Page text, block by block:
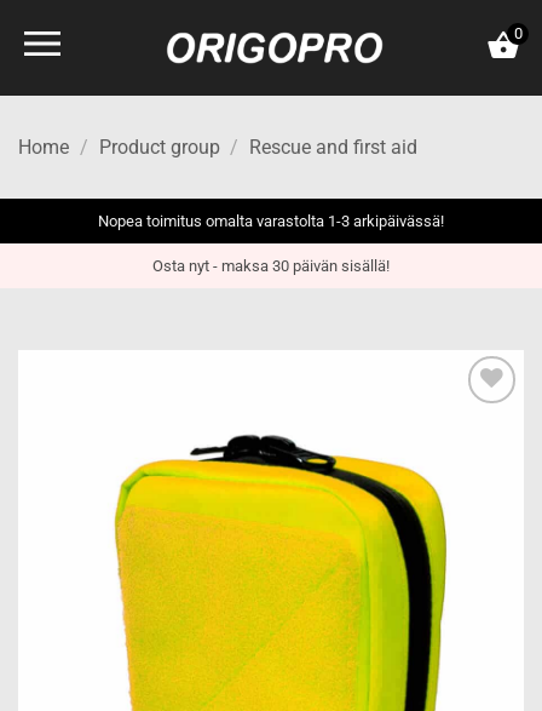
0
Home / Product group / Rescue and first aid
Nopea toimitus omalta varastolta 1-3 arkipäivässä!
Osta nyt - maksa 30 päivän sisällä!